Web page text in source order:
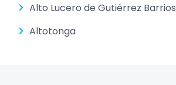
Alto Lucero de Gutiérrez Barrios
Altotonga